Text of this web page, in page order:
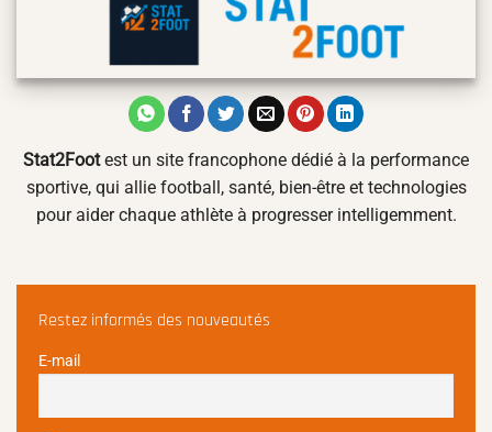
Stat2Footest un site francophone dédié à la performance
sportive, qui allie football, santé, bien-être et technologies
pour aider chaque athlète à progresser intelligemment.
Restez informés des nouveautés
E-mail